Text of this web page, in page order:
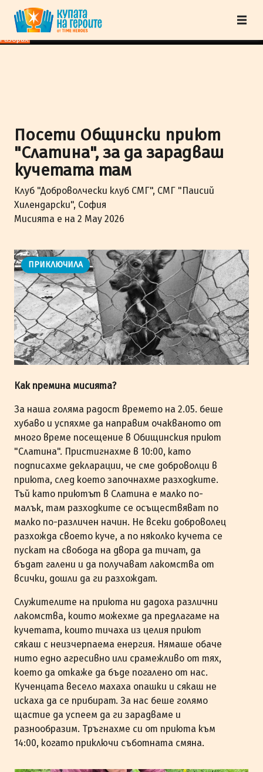
"Купата на героите" от TimeHeroes ползва cookies, за да осигурим по-
добро представяне на сайта и да подобрим Вашето преживяване.Научи
повече
Разбрах!
Посети Общински приют
"Слатина", за да зарадваш
кучетата там
Клуб "Доброволчески клуб СМГ", СМГ "Паисий
Хилендарски", София
Мисията е на 2 May 2026
ПРИКЛЮЧИЛА
Как премина мисията?
За наша голяма радост времето на 2.05. беше
хубаво и успяхме да направим очакваното от
много време посещение в Обищинския приют
"Слатина". Пристигнахме в 10:00, като
подписахме декларации, че сме доброволци в
приюта, след което започнахме разходките.
Тъй като приютът в Слатина е малко по-
малък, там разходките се осъществяват по
малко по-различен начин. Не всеки доброволец
разхожда своето куче, а по няколко кучета се
пускат на свобода на двора да тичат, да
бъдат галени и да получават лакомства от
всички, дошли да ги разхождат.
Служителите на приюта ни дадоха различни
лакомства, които можехме да предлагаме на
кучетата, които тичаха из целия приют
сякаш с неизчерпаема енергия. Нямаше обаче
нито едно агресивно или срамежливо от тях,
което да откаже да бъде погалено от нас.
Кученцата весело махаха опашки и сякаш не
искаха да се прибират. За нас беше голямо
щастие да успеем да ги зарадваме и
разнообразим. Тръгнахме си от приюта към
14:00, когато приключи съботната смяна.